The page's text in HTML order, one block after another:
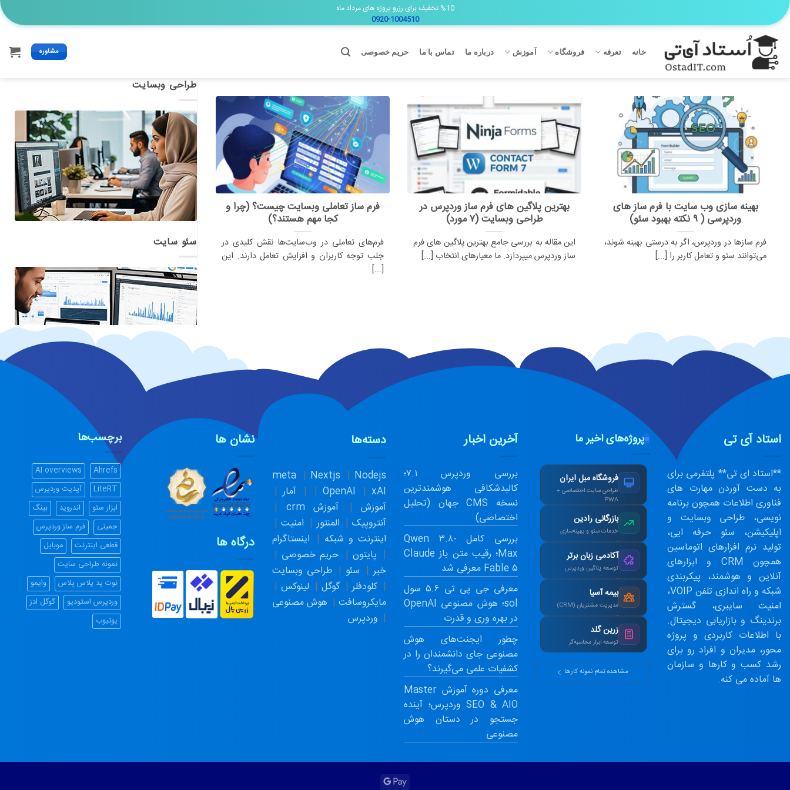
Skip
to
content
%10 تخفیف برای رزرو پروژه های مرداد ماه
0920-1004510
خانه تعرفه فروشگاه آموزش درباره ما تماس با ما حریم خصوصی مشاوره
بهینه سازی وب سایت با فرم ساز های
وردپرسی ( ۹ نکته بهبود سئو)
فرم سازها در وردپرس، اگر به درستی بهینه شوند،
می‌توانند سئو و تعامل کاربر را [...]
بهترین پلاگین های فرم ساز وردپرس در
طراحی وبسایت (۷ مورد)
این مقاله به بررسی جامع بهترین پلاگین های فرم
ساز وردپرس میپردازد. ما معیارهای انتخاب [...]
فرم ساز تعاملی وبسایت چیست؟ (چرا و
کجا مهم هستند؟)
فرم‌های تعاملی در وب‌سایت‌ها نقش کلیدی در
جلب توجه کاربران و افزایش تعامل دارند. این
[...]
طراحی وبسایت
سئو سایت
استاد آی تی
**استاد ای تی** پلتفرمی برای
به دست آوردن مهارت های
فناوری اطلاعات همچون برنامه
نویسی، طراحی وبسایت و
اپلیکیشن، سئو حرفه ایی،
تولید نرم افزارهای اتوماسین
همچون CRM و ابزارهای
آنلاین و هوشمند، پیکربندی
شبکه و راه اندازی تلفن VOIP،
امنیت سایبری، گسترش
برندینگ و بازاریابی دیجیتال.
با اطلاعات کاربردی و پروژه
محور، مدیران و افراد رو برای
رشد کسب و کارها و سازمان
ها آماده می کنه.
پروژه‌های اخیر ما
فروشگاه مبل ایران
طراحی سایت اختصاصی +
PWA
آنلاین پس از بازطراحی.
بازرگانی رادین
خدمات سئو و بهینه‌سازی
رتبه ۱ گوگل در کلمات
کلیدی هدف در ۳ ماه.
آکادمی زبان برتر
توسعه پلاگین وردپرس
طراحی سیستم آزمون
آنلاین و صدور کارنامه.
بیمه آسیا
مدیریت مشتریان (CRM)
یکپارچه‌سازی اطلاعات و
اتوماسیون پیامک.
زرین گلد
توسعه ابزار محاسبه‌گر
سود مرکب و طلا.
مشاهده تمام نمونه کارها
آخرین اخبار
بررسی وردپرس ۷.۱؛
کالبدشکافی هوشمندترین
نسخه CMS جهان (تحلیل
اختصاصی)
بررسی کامل Qwen ۳.۸-
Max؛ رقیب متن باز Claude
Fable ۵ معرفی شد
معرفی جی پی تی ۵.۶ سول
sol؛ هوش مصنوعی OpenAI
در بهره وری و قدرت
چطور ایجنت‌های هوش
مصنوعی جای دانشمندان را در
کشفیات علمی می‌گیرند؟
معرفی دوره آموزش Master
SEO & AIO وردپرس؛ آینده
جستجو در دستان هوش
مصنوعی
دسته‌ها
meta Nextjs
Nodejs
OpenAI
xAI
آمار
آموزش
آموزش crm
آنتروپیک
المنتور
امنیت
اینترنت و شبکه
اینستاگرام
پایتون
حریم خصوصی
خبر
سئو
طراحی وبسایت
کلودفلر
گوگل
لینوکس
مایکروسافت
هوش مصنوعی
وردپرس
نشان ها
درگاه ها
برچسب‌ها
Ahrefs
AI overviews
LiteRT
آپدیت وردپرس
ابزار سئو
اندروید
بینگ
جمینی
فرم ساز وردپرس
قطعی اینترنت
موبایل
نمونه طراحی سایت
نوت پد پلاس پلاس
وایمو
وردپرس استودیو
گوگل ادز
یوتیوب
Google